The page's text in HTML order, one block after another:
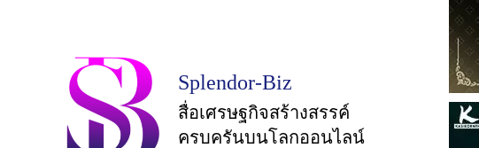
Splendor-Biz
สื่อเศรษฐกิจสร้างสรรค์
ครบครันบนโลกออนไลน์